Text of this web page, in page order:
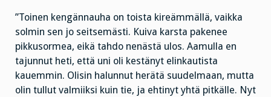
”Toinen kengännauha on toista kireämmällä, vaikka
solmin sen jo seitsemästi. Kuiva karsta pakenee
pikkusormea, eikä tahdo nenästä ulos. Aamulla en
tajunnut heti, että uni oli kestänyt elinkautista
kauemmin. Olisin halunnut herätä suudelmaan, mutta
olin tullut valmiiksi kuin tie, ja ehtinyt yhtä pitkälle. Nyt